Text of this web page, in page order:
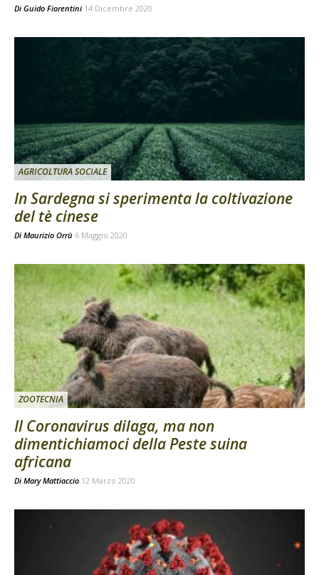
Di Guido Fiorentini 14 Dicembre 2020
AGRICOLTURA SOCIALE
In Sardegna si sperimenta la coltivazione
del tè cinese
Di Maurizio Orrù 6 Maggio 2020
ZOOTECNIA
Il Coronavirus dilaga, ma non
dimentichiamoci della Peste suina
africana
Di Mary Mattiaccio 12 Marzo 2020